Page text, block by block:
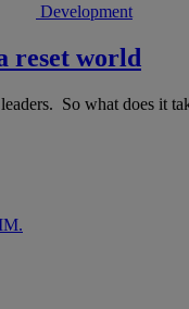
Development
reset world
So what does it